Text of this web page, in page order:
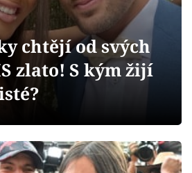
chtějí od svých
zlato! S kým žijí